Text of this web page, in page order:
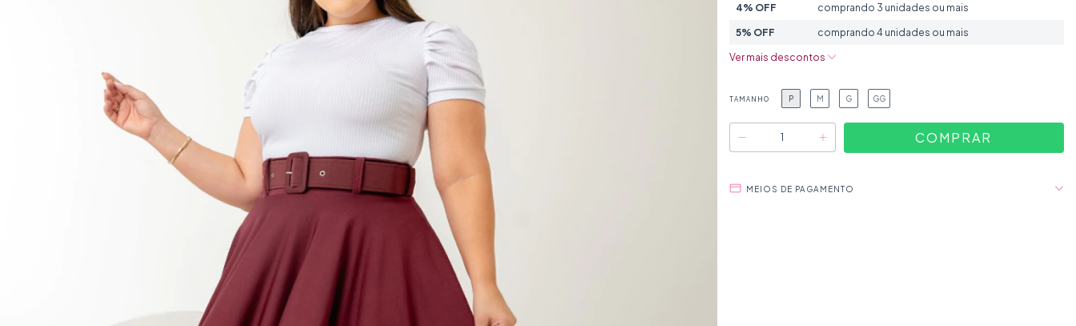
4% OFF comprando 3 unidades ou mais
5% OFF comprando 4 unidades ou mais
Ver mais descontos
TAMANHO P M G GG
MEIOS DE PAGAMENTO